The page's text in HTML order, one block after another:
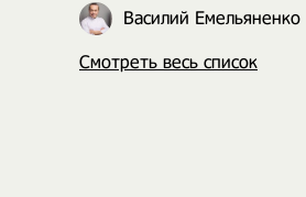
Василий Емельяненко
Смотреть весь список